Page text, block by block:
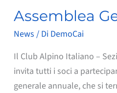
Assemblea
News / Di DemoCai
Il Club Alpino Italiano –
invita tutti i soci a
generale annuale, che si